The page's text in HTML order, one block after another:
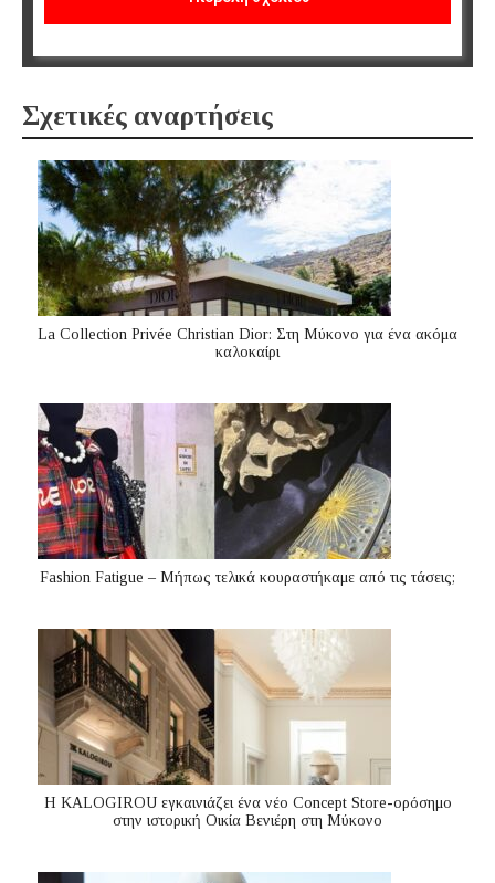
Σχετικές αναρτήσεις
La Collection Privée Christian Dior: Στη Μύκονο για ένα ακόμα
καλοκαίρι
Fashion Fatigue – Μήπως τελικά κουραστήκαμε από τις τάσεις;
Η KALOGIROU εγκαινιάζει ένα νέο Concept Store-ορόσημο
στην ιστορική Οικία Βενιέρη στη Μύκονο